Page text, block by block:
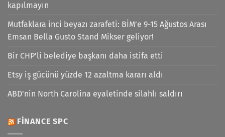
kapılmayın
Mutfaklara inci beyazı zarafeti: BİM’e 9-15 Ağustos Arası
Emsan Bella Gusto Stand Mikser geliyor!
Bir CHP’li belediye başkanı daha istifa etti
Etsy iş gücünü yüzde 12 azaltma kararı aldı
ABD'nin North Carolina eyaletinde silahlı saldırı
FINANCE SPC